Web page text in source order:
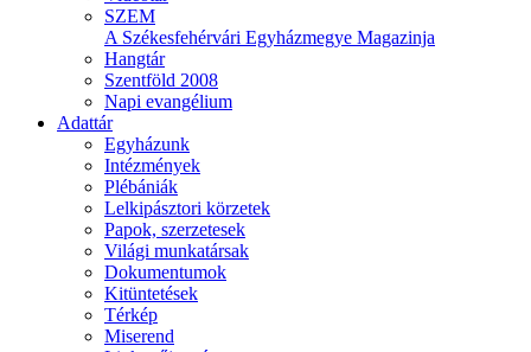
SZEM
A Székesfehérvári Egyházmegye Magazinja
Hangtár
Szentföld 2008
Napi evangélium
Adattár
Egyházunk
Intézmények
Plébániák
Lelkipásztori körzetek
Papok, szerzetesek
Világi munkatársak
Dokumentumok
Kitüntetések
Térkép
Miserend